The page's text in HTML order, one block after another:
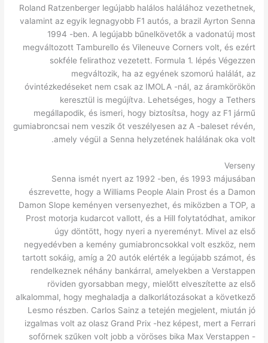
Roland Ratzenberger legújabb halálos halálához vezethetnek,
valamint az egyik legnagyobb F1 autós, a brazil Ayrton Senna
1994 -ben. A legújabb bűnelkövetők a vadonatúj most
megváltozott Tamburello és Vileneuve Corners volt, és ezért
sokféle felirathoz vezetett. Formula 1. lépés Végezzen
megváltozik, ha az egyének szomorú halálát, az
óvintézkedéseket nem csak az IMOLA -nál, az áramkörökön
keresztül is megújítva. Lehetséges, hogy a Tethers
megállapodik, és ismeri, hogy biztosítsa, hogy az F1 jármű
gumiabroncsai nem veszik őt veszélyesen az A -baleset révén,
amely végül a Senna helyzetének halálának oka volt.
Verseny
Senna ismét nyert az 1992 -ben, és 1993 májusában
észrevette, hogy a Williams People Alain Prost és a Damon
Damon Slope keményen versenyezhet, és miközben a TOP, a
Prost motorja kudarcot vallott, és a Hill folytatódhat, amikor
úgy döntött, hogy nyeri a nyereményt. Mivel az első
negyedévben a kemény gumiabroncsokkal volt eszköz, nem
tartott sokáig, amíg a 20 autók elérték a legújabb számot, és
rendelkeznek néhány bankárral, amelyekben a Verstappen
röviden gyorsabban megy, mielőtt elveszítette az első
alkalommal, hogy meghaladja a dalkorlátozásokat a következő
Lesmo részben. Carlos Sainz a tetején megjelent, miután jó
izgalmas volt az olasz Grand Prix -hez képest, mert a Ferrari
sofőrnek szűken volt jobb a vöröses bika Max Verstappen -